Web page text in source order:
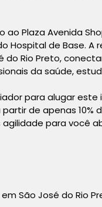
Plaza Avenida
Hospital de Base.
do Rio Preto,
da saúde,
para alugar este
de apenas 10%
para você
São José do Rio